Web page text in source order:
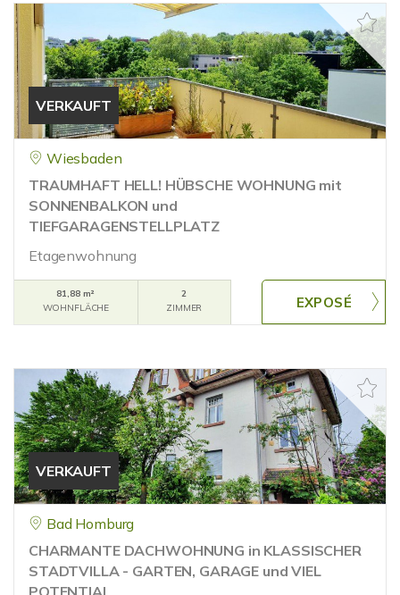
VERKAUFT
Wiesbaden
TRAUMHAFT HELL! HÜBSCHE WOHNUNG mit
SONNENBALKON und
TIEFGARAGENSTELLPLATZ
Etagenwohnung
81,88 m²
WOHNFLÄCHE
2
ZIMMER
VERKAUFT
Bad Homburg
CHARMANTE DACHWOHNUNG in KLASSISCHER
STADTVILLA - GARTEN, GARAGE und VIEL
POTENTIAL